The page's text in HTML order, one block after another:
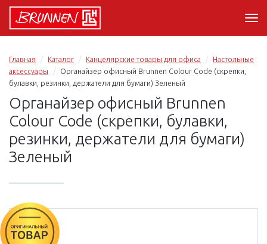
Главная Каталог Канцелярские товары для офиса
Настольные
аксессуары
Органайзер офисный Brunnen Colour Code (скрепки,
булавки, резинки, держатели для бумаги) Зеленый
Органайзер офисный Brunnen
Colour Code (скрепки, булавки,
резинки, держатели для бумаги)
Зеленый